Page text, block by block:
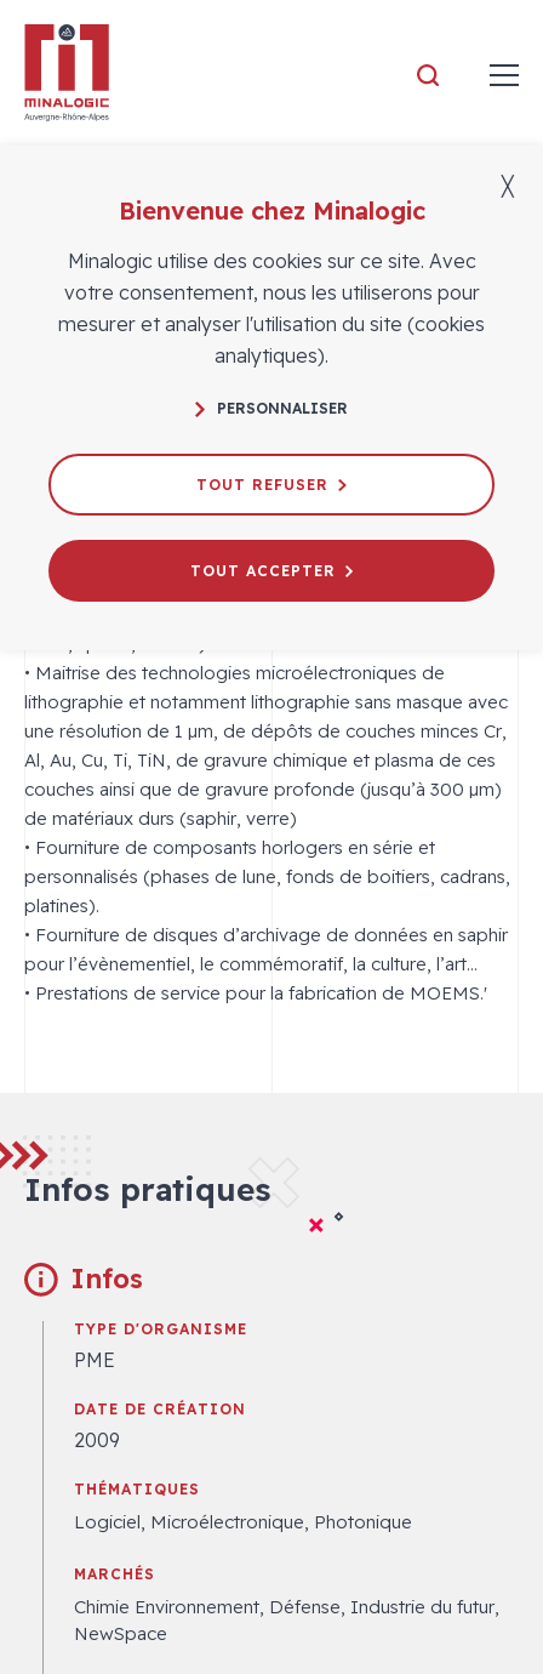
Adhérents
Arnano
A propos
• Conception, fabrication et vente de gravures
• Maitrise des technologies microélectroniques de
lithographie et notamment lithographie sans masque avec
une résolution de 1 µm, de dépôts de couches minces Cr,
Al, Au, Cu, Ti, TiN, de gravure chimique et plasma de ces
couches ainsi que de gravure profonde (jusqu’à 300 µm)
de matériaux durs (saphir, verre)
• Fourniture de composants horlogers en série et
personnalisés (phases de lune, fonds de boitiers, cadrans,
platines).
• Fourniture de disques d’archivage de données en saphir
pour l’évènementiel, le commémoratif, la culture, l’art...
• Prestations de service pour la fabrication de MOEMS.'
Infos pratiques
Infos
TYPE D'ORGANISME
PME
DATE DE CRÉATION
2009
THÉMATIQUES
Logiciel, Microélectronique, Photonique
MARCHÉS
Chimie Environnement, Défense, Industrie du futur,
NewSpace
Bienvenue chez Minalogic
Minalogic utilise des cookies sur ce site. Avec
votre consentement, nous les utiliserons pour
mesurer et analyser l'utilisation du site (cookies
analytiques).
PERSONNALISER
TOUT REFUSER
TOUT ACCEPTER
╳